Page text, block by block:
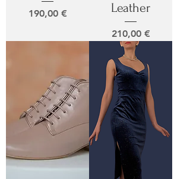
Prix
190,00 €
Leather
Prix
210,00 €